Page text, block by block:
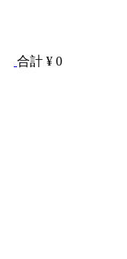
合計 ¥ 0